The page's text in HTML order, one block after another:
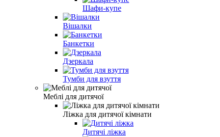
Шафи-купе
Вішалки
Банкетки
Дзеркала
Тумби для взуття
Меблі для дитячої
Ліжка для дитячої кімнати
Дитячі ліжка